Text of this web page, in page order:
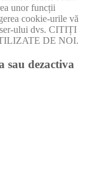
unor funcții
cookie-urile vă
ului dvs. CITIȚI
DE NOI.
dezactiva